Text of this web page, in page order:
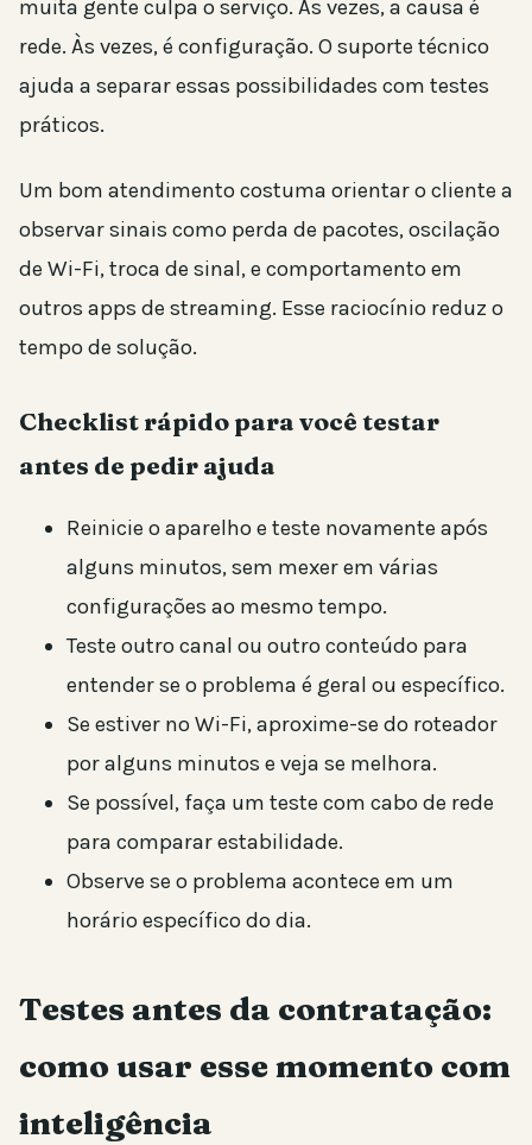
muita gente culpa o serviço. Às vezes, a causa é
rede. Às vezes, é configuração. O suporte técnico
ajuda a separar essas possibilidades com testes
práticos.
Um bom atendimento costuma orientar o cliente a
observar sinais como perda de pacotes, oscilação
de Wi-Fi, troca de sinal, e comportamento em
outros apps de streaming. Esse raciocínio reduz o
tempo de solução.
Checklist rápido para você testar
antes de pedir ajuda
Reinicie o aparelho e teste novamente após
alguns minutos, sem mexer em várias
configurações ao mesmo tempo.
Teste outro canal ou outro conteúdo para
entender se o problema é geral ou específico.
Se estiver no Wi-Fi, aproxime-se do roteador
por alguns minutos e veja se melhora.
Se possível, faça um teste com cabo de rede
para comparar estabilidade.
Observe se o problema acontece em um
horário específico do dia.
Testes antes da contratação:
como usar esse momento com
inteligência